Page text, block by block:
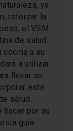
ya
reforzar la
el VSM
de salud.
cocina a su
a utilizar
llevar su
este
salud.
hacer por su
guía